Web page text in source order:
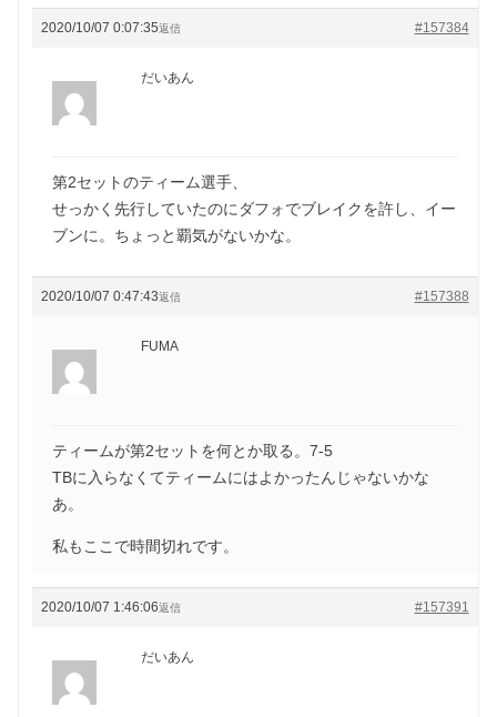
2020/10/07 0:07:35 #157384
返信
だいあん
第2セットのティーム選手、
せっかく先行していたのにダフォでブレイクを許し、イー
ブンに。ちょっと覇気がないかな。
2020/10/07 0:47:43 #157388
返信
FUMA
ティームが第2セットを何とか取る。7-5
TBに入らなくてティームにはよかったんじゃないかな
あ。
私もここで時間切れです。
2020/10/07 1:46:06 #157391
返信
だいあん